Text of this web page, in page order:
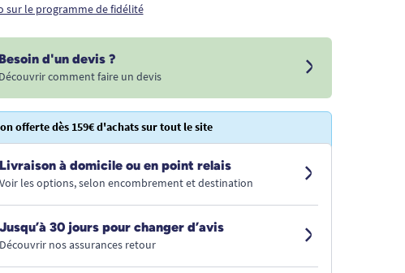
sur le programme de fidélité
Besoin d'un devis ?
Découvrir comment faire un devis
offerte dès 159€ d'achats sur tout le site
Livraison à domicile ou en point relais
Voir les options, selon encombrement et destination
Jusqu’à 30 jours pour changer d’avis
Découvrir nos assurances retour